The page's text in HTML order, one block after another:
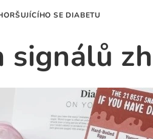
SE DIABETU
signálů